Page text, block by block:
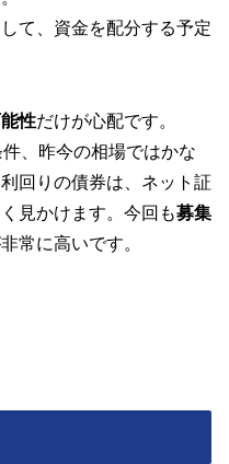
て、資金を配分する予定
性だけが心配です。
、昨今の相場ではかな
回りの債券は、ネット証
見かけます。今回も募集
常に高いです。